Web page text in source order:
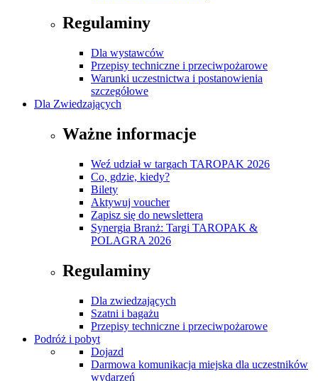
Regulaminy
Dla wystawców
Przepisy techniczne i przeciwpożarowe
Warunki uczestnictwa i postanowienia
szczegółowe
Dla Zwiedzających
Ważne informacje
Weź udział w targach TAROPAK 2026
Co, gdzie, kiedy?
Bilety
Aktywuj voucher
Zapisz się do newslettera
Synergia Branż: Targi TAROPAK &
POLAGRA 2026
Regulaminy
Dla zwiedzających
Szatni i bagażu
Przepisy techniczne i przeciwpożarowe
Podróż i pobyt
Dojazd
Darmowa komunikacja miejska dla uczestników
wydarzeń